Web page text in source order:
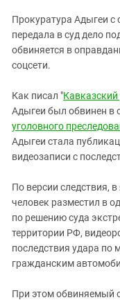
Ингушетия
Кабардино-Балкария
Карачаево-Черкесия
Краснодарский край
Нагорный Карабах
Российская Федерация
Ростовская область
Северная Осетия -
СКФО
Ставропольский край
Чечня
Южная Осетия
Прокуратура Адыгеи
передала в суд дело
обвиняется в
соцсети.
Как писал "Кавказский
Адыгеи был обвинен в
уголовного
Адыгеи стала
видеозаписи с
По версии следствия,
человек разместил в
по решению суда
территории РФ,
последствия удара
гражданским
При этом обвиняемый